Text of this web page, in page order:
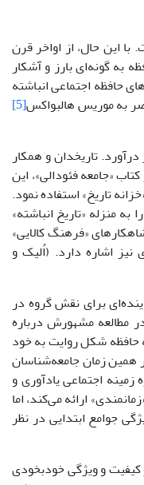
این حال، از اواخر قرن
به گونه‌اى بارز و آشکار
حافظه اجتماعى انباشته
[5]
حافظه» را در سال 1925 به رشته تحریر درآورد. تاریخدان و همکار
از آن در کتاب «جامعه فئودالى»، این
تاریخ» استفاده نمود.
منزله «تاریخ انباشته»
«فرهنگ کالایى»
اشاره دارد. (اُلیک و
براى نقش گروه در
مطالعه مشهورش درباره
شکل روایت به خود
شکل مى‌گیرد (شوارتز، :1996 76ـ275). تقریبآ در همین زمان جامعه‌شناسان
زمینه اجتماعى یادآورى و
ارائه مى‌کند، اما
جوامع ابتدایى در نظر
کیفیت و ویژگى خودبخودى